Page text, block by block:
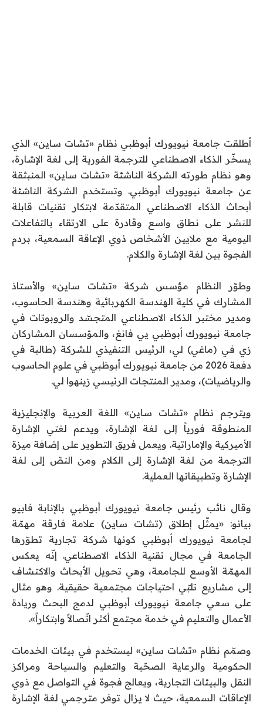
أطلقت جامعة نيويورك أبوظبي نظام «تشات ساين» الذي
يسخّر الذكاء الاصطناعي للترجمة الفورية إلى لغة الإشارة،
وهو نظام طورته الشركة الناشئة «تشات ساين» المنبثقة
عن جامعة نيويورك أبوظبي. وتستخدم الشركة الناشئة
أبحاث الذكاء الاصطناعي المتقدّمة لابتكار تقنيات قابلة
للنشر على نطاق واسع وقادرة على الارتقاء بالتفاعلات
اليومية مع ملايين الأشخاص ذوي الإعاقة السمعية، بردم
الفجوة بين لغة الإشارة والكلام.
وطوّر النظام مؤسس شركة «تشات ساين» والأستاذ
المشارك في كلية الهندسة الكهربائية وهندسة الحاسوب،
ومدير مختبر الذكاء الاصطناعي المتجسّد والروبوتات في
جامعة نيويورك أبوظبي يي فانغ، والمؤسسان المشاركان
زي في (ماغي) لي، الرئيس التنفيذي للشركة (طالبة في
دفعة 2026 من جامعة نيويورك أبوظبي في علوم الحاسوب
والرياضيات)، ومدير المنتجات الرئيسي زينهوا لي.
ويترجم نظام «تشات ساين» اللغة العربية والإنجليزية
المنطوقة فورياً إلى لغة الإشارة، ويدعم لغتي الإشارة
الأميركية والإماراتية. ويعمل فريق التطوير على إضافة ميزة
الترجمة من لغة الإشارة إلى الكلام ومن النصّ إلى لغة
الإشارة وتطبيقاتها العملية.
وقال نائب رئيس جامعة نيويورك أبوظبي بالإنابة فابيو
بيانو: «يمثّل إطلاق (تشات ساين) علامة فارقة مهمّة
لجامعة نيويورك أبوظبي كونها شركة تجارية تطوّرها
الجامعة في مجال تقنية الذكاء الاصطناعي. إنّه يعكس
المهمّة الأوسع للجامعة، وهي تحويل الأبحاث والاكتشاف
إلى مشاريع تلبّي احتياجات مجتمعية حقيقية. وهو مثال
على سعي جامعة نيويورك أبوظبي لدمج البحث وريادة
الأعمال والتعليم في خدمة مجتمع أكثر اتّصالاً وابتكاراً».
وصمّم نظام «تشات ساين» ليستخدم في بيئات الخدمات
الحكومية والرعاية الصحّية والتعليم والسياحة ومراكز
النقل والبيئات التجارية، ويعالج فجوة في التواصل مع ذوي
الإعاقات السمعية، حيث لا يزال توفر مترجمي لغة الإشارة